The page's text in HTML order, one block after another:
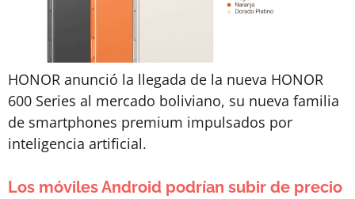
HONOR anunció la llegada de la nueva HONOR
600 Series al mercado boliviano, su nueva familia
de smartphones premium impulsados por
inteligencia artificial.
Los móviles Android podrían subir de precio